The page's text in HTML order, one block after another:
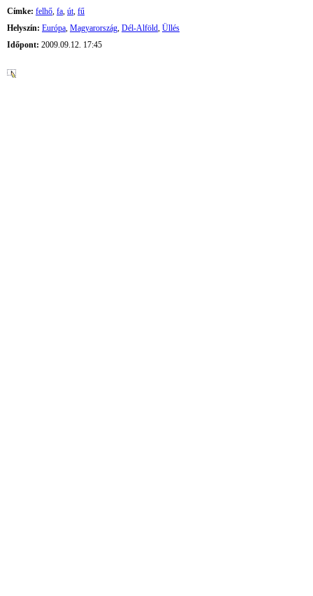
Címke: felhő, fa, út, fű
Helyszín: Európa, Magyarország, Dél-Alföld, Üllés
Időpont: 2009.09.12. 17:45